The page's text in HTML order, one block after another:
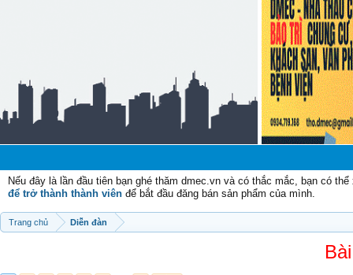
Nếu đây là lần đầu tiên bạn ghé thăm dmec.vn và có thắc mắc, bạn có
để trở thành thành viên để bắt đầu đăng bán sản phẩm của mình.
Trang chủ Diễn đàn